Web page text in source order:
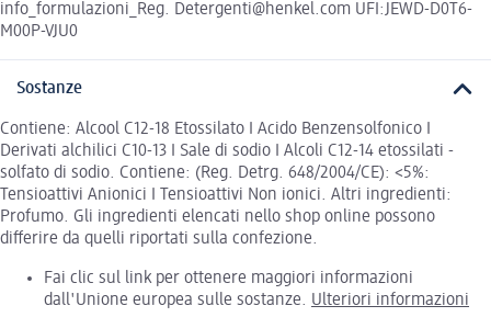
info_formulazioni_Reg. Detergenti@henkel.com UFI:JEWD-D0T6-
M00P-VJU0
Sostanze
Contiene: Alcool C12-18 Etossilato I Acido Benzensolfonico I
Derivati alchilici C10-13 I Sale di sodio I Alcoli C12-14 etossilati -
solfato di sodio. Contiene: (Reg. Detrg. 648/2004/CE): <5%:
Tensioattivi Anionici I Tensioattivi Non ionici. Altri ingredienti:
Profumo. Gli ingredienti elencati nello shop online possono
differire da quelli riportati sulla confezione.
Fai clic sul link per ottenere maggiori informazioni
dall'Unione europea sulle sostanze. Ulteriori informazioni